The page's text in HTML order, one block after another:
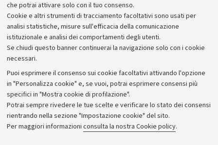
che potrai attivare solo con il tuo consenso.
Cookie e altri strumenti di tracciamento facoltativi sono usati per
analisi statistiche, misure sull'efficacia della comunicazione
istituzionale e analisi dei comportamenti degli utenti.
Se chiudi questo banner continuerai la navigazione solo con i cookie
necessari.
Puoi esprimere il consenso sui cookie facoltativi attivando l'opzione
in "Personalizza cookie" e, se vuoi, potrai esprimere consensi più
specifici in "Mostra cookie di profilazione".
Potrai sempre rivedere le tue scelte e verificare lo stato dei consensi
rientrando nella sezione "Impostazione cookie" del sito.
Per maggiori informazioni consulta la nostra Cookie policy.
Piano strategico
Bilanci
Donazioni e 5x1000
Bandi, gare e concorsi
Albo online
Amministrazione trasparente
Atti di notifica
Informazioni sul sito e accessibilità